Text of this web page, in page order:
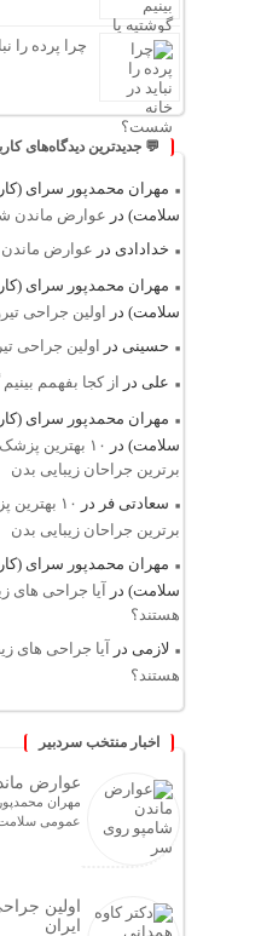
چرا پرده را
💬 جدیدترین دیدگاه‌های
مهران محمدپور سرای
سلامت) در عوارض ماندن
خدادادی در عوارض
مهران محمدپور سرای
سلامت) در
اولین جراحی
حسینی در
اولین جراحی
علی در
از کجا بفهمم
مهران محمدپور سرای
سلامت) در
۱۰ بهترین
برترین جراحان زیبایی بدن
سعادتی فر در
۱۰
برترین جراحان زیبایی بدن
مهران محمدپور سرای
سلامت) در
آیا جراحی های
هستند؟
لازمی در
آیا جراحی های
هستند؟
اخبار منتخب سردبیر
عوارض
مهران
عمومی
اولین
ایران